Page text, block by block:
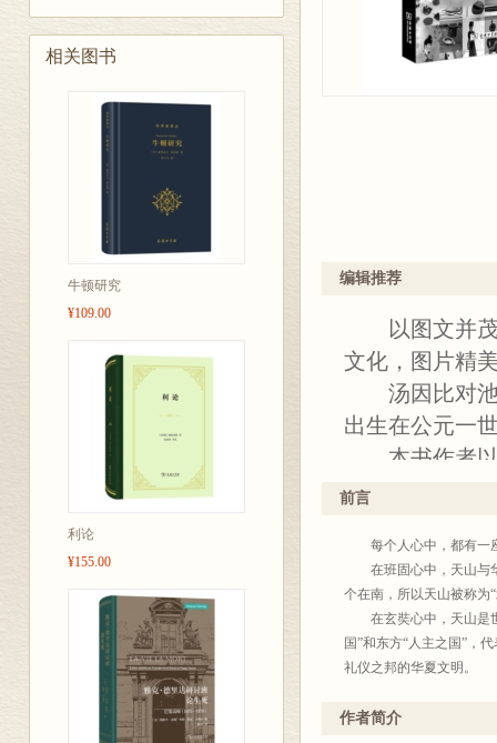
相关图书
牛顿研究
¥109.00
利论
¥155.00
编辑推荐
以图文并茂
文化，图片精
汤因比对
出生在公元一
本书作者以
动叙述了以天
前言
每个人心中，都有一
在班固心中，天山与华
个在南，所以天山被称为
在玄奘心中，天山是世
国”和东方“人主之国”，
礼仪之邦的华夏文明。
丽、引人入胜的篇章。
作者简介